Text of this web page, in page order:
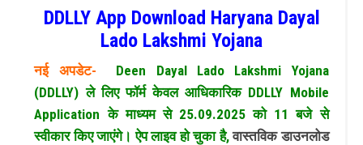
DDLLY App Download Haryana Dayal
Lado Lakshmi Yojana
नई अपडेट-
Deen Dayal Lado Lakshmi Yojana
(DDLLY) ले लिए फॉर्म केवल आधिकारिक DDLLY Mobile
Application के माध्यम से 25.09.2025 को 11 बजे से
स्वीकार किए जाएंगे। ऐप लाइव हो चुका है,वास्तविक डाउनलोड